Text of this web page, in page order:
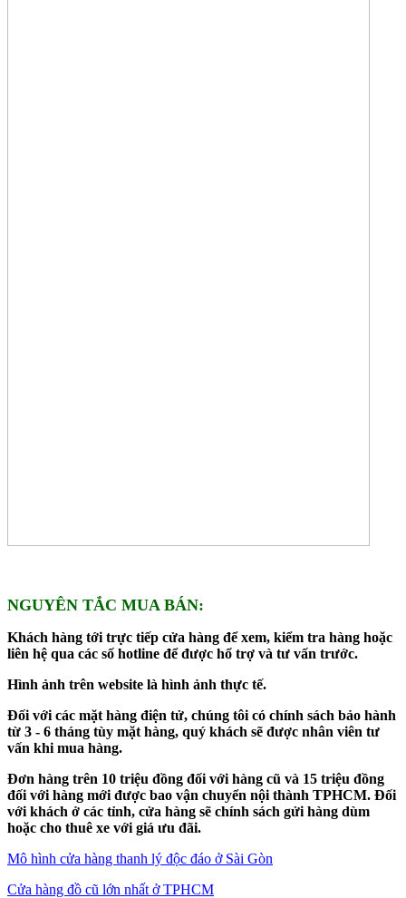
NGUYÊN TẮC MUA BÁN:
Khách hàng tới trực tiếp cửa hàng để xem, kiểm tra hàng hoặc
liên hệ qua các số hotline để được hổ trợ và tư vấn trước.
Hình ảnh trên website là hình ảnh thực tế.
Đối với các mặt hàng điện tử, chúng tôi có chính sách bảo hành
từ 3 - 6 tháng tùy mặt hàng, quý khách sẽ được nhân viên tư
vấn khi mua hàng.
Đơn hàng trên 10 triệu đồng đối với hàng cũ và 15 triệu đồng
đối với hàng mới được bao vận chuyển nội thành TPHCM. Đối
với khách ở các tỉnh, cửa hàng sẽ chính sách gửi hàng dùm
hoặc cho thuê xe với giá ưu đãi.
Mô hình cửa hàng thanh lý độc đáo ở Sài Gòn
Cửa hàng đồ cũ lớn nhất ở TPHCM